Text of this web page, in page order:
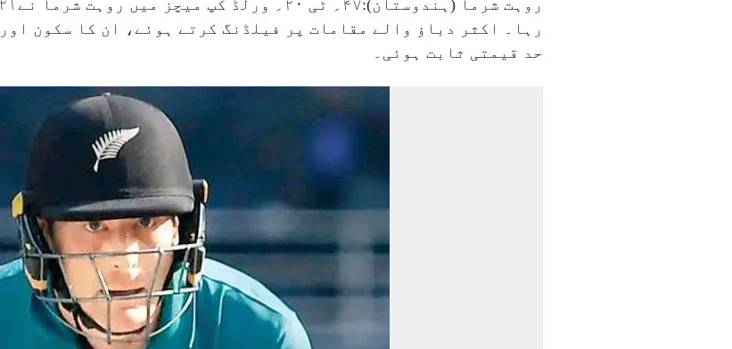
رہا۔ اکثر دباؤ والے مقامات پر فیلڈنگ کرتے ہوئے، ان کا سکون
حد قیمتی ثابت ہوئی۔